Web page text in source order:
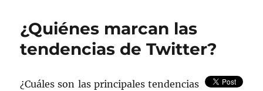
¿Quiénes marcan las
tendencias de Twitter?
¿Cuáles son las principales tendencias